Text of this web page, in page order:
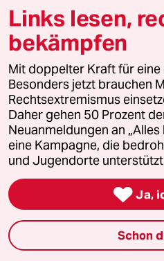
meistkommentiert
1 Krise der Demokratie
AfD-Wählen als
2 Nein zum Zivildienst
Hinterlistiger
Bundesregierung
Bundeszentrale für
Links lesen,
bekämpfen
Mit doppelter Kraft für
Besonders jetzt brauchen
Rechtsextremismus
Daher gehen 50 Prozent
Neuanmeldungen an
eine Kampagne, die
und Jugendorte
 Ja,
Schon